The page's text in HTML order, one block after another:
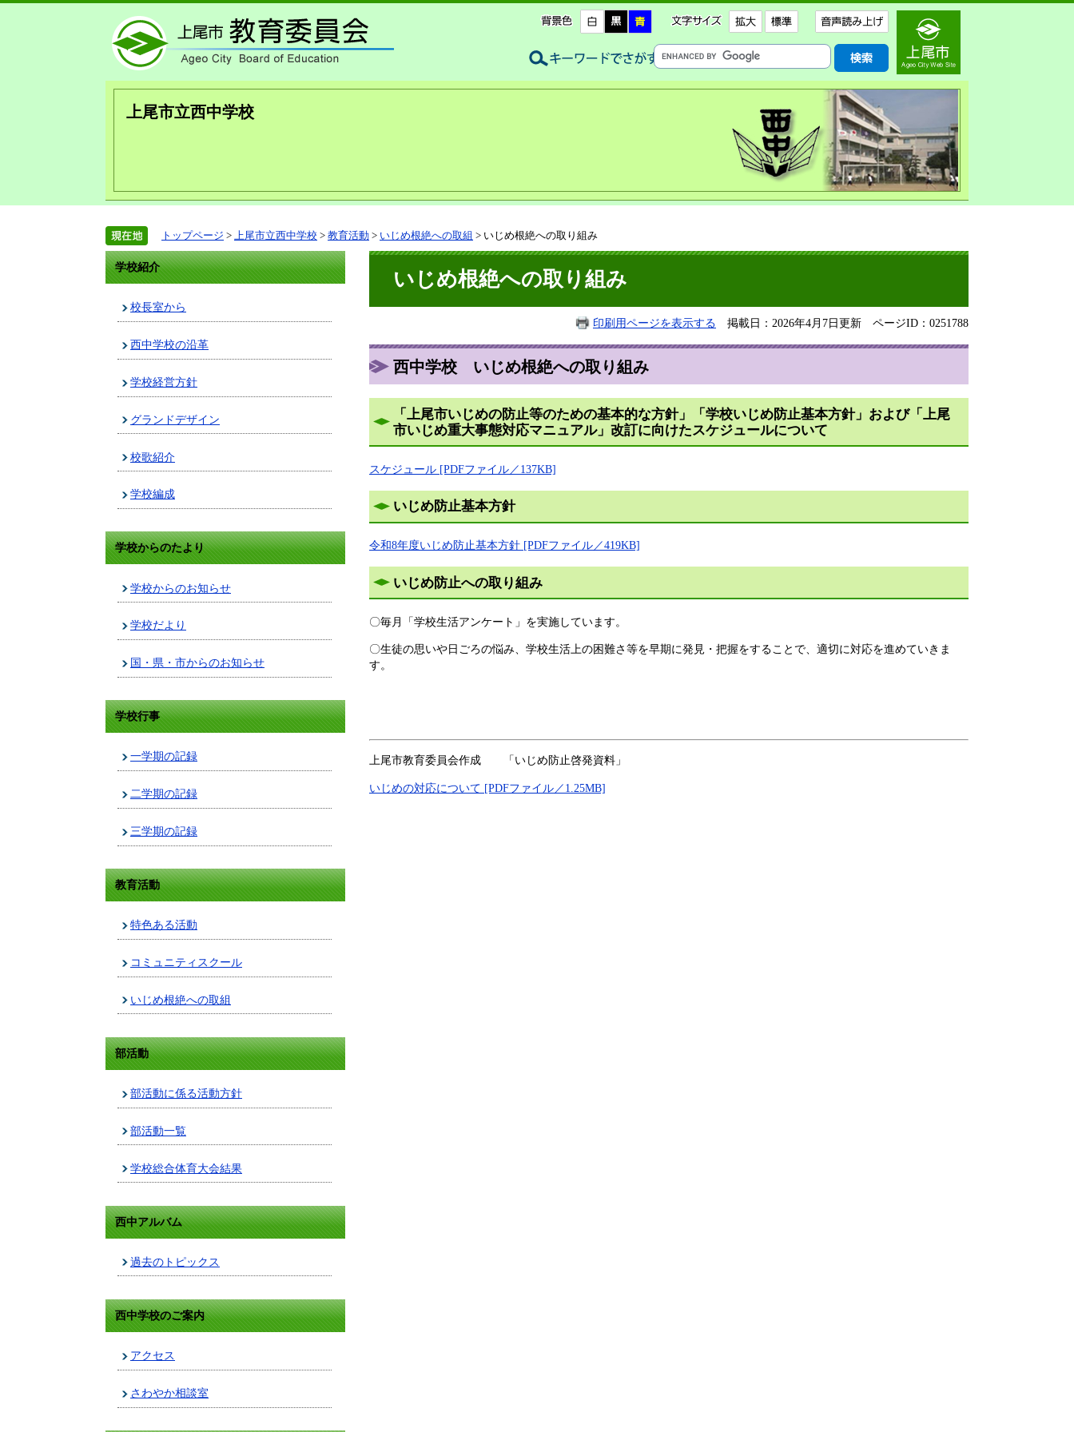
上尾市立西中学校
トップページ > 上尾市立西中学校 > 教育活動 > いじめ根絶への取組 > いじめ根絶への取り組み
学校紹介
校長室から
西中学校の沿革
学校経営方針
グランドデザイン
校歌紹介
学校編成
学校からのたより
学校からのお知らせ
学校だより
国・県・市からのお知らせ
学校行事
一学期の記録
二学期の記録
三学期の記録
教育活動
特色ある活動
コミュニティスクール
いじめ根絶への取組
部活動
部活動に係る活動方針
部活動一覧
学校総合体育大会結果
西中アルバム
過去のトピックス
西中学校のご案内
アクセス
さわやか相談室
いじめ根絶への取り組み
印刷用ページを表示する 掲載日：2026年4月7日更新 ページID：0251788
西中学校 いじめ根絶への取り組み
「上尾市いじめの防止等のための基本的な方針」「学校いじめ防止基本方針」および「上尾
市いじめ重大事態対応マニュアル」改訂に向けたスケジュールについて
スケジュール [PDFファイル／137KB]
いじめ防止基本方針
令和8年度いじめ防止基本方針 [PDFファイル／419KB]
いじめ防止への取り組み
〇毎月「学校生活アンケート」を実施しています。
〇生徒の思いや日ごろの悩み、学校生活上の困難さ等を早期に発見・把握をすることで、適切に対応を進めていきま
す。
上尾市教育委員会作成 「いじめ防止啓発資料」
いじめの対応について [PDFファイル／1.25MB]